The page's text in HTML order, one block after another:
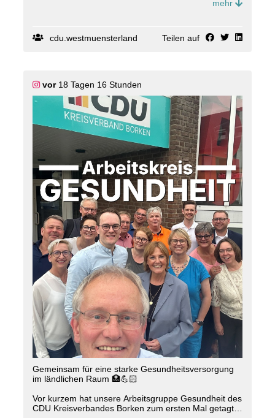
Neben den wichtigsten Grundlagen wurde das
Ein gelungener Abend mit vielen neuen Impulsen,
spannenden Gesprächen und jeder Menge Spaß.
Vielen Dank an alle, die dabei waren – wir freuen uns
schon auf das nächste Treffen!
kreisborken
mehr
cdu.westmuensterland Teilen auf
vor18 Tagen 16 Stunden
Gemeinsam für eine starke Gesundheitsversorgung
im ländlichen Raum 🏥💪🏻
Vor kurzem hat unsere Arbeitsgruppe Gesundheit des
CDU Kreisverbandes Borken zum ersten Mal getagt.